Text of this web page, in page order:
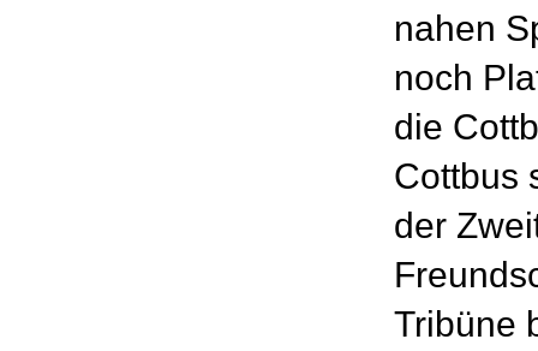
nahen
noch
die
Cottbus
der
Tribüne